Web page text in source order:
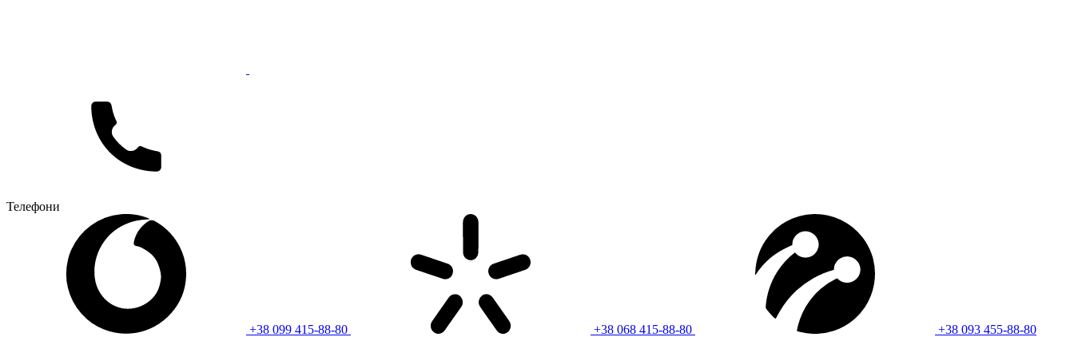
Телефони
+38 099 415-88-80 +38 068 415-88-80 +38 093 455-88-80